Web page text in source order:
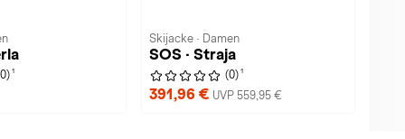
1
Skijacke · Damen
SOS · Straja
(0) 1
391,96 € UVP 559,95 €